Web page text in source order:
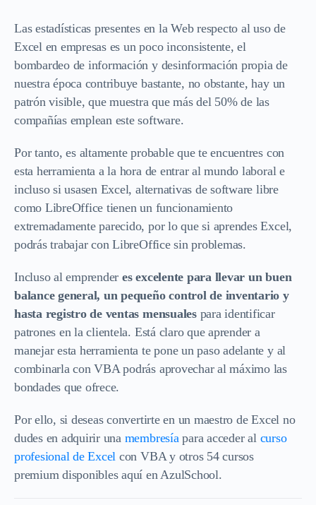
Las estadísticas presentes en la Web respecto al uso de
Excel en empresas es un poco inconsistente, el
bombardeo de información y desinformación propia de
nuestra época contribuye bastante, no obstante, hay un
patrón visible, que muestra que más del 50% de las
compañías emplean este software.
Por tanto, es altamente probable que te encuentres con
esta herramienta a la hora de entrar al mundo laboral e
incluso si usasen Excel, alternativas de software libre
como LibreOffice tienen un funcionamiento
extremadamente parecido, por lo que si aprendes Excel,
podrás trabajar con LibreOffice sin problemas.
Incluso al emprender es excelente para llevar un buen
balance general, un pequeño control de inventario y
hasta registro de ventas mensualespara identificar
patrones en la clientela. Está claro que aprender a
manejar esta herramienta te pone un paso adelante y al
combinarla con VBA podrás aprovechar al máximo las
bondades que ofrece.
Por ello, si deseas convertirte en un maestro de Excel no
dudes en adquirir una membresía para acceder al curso
profesional de Excel con VBA y otros 54 cursos
premium disponibles aquí en AzulSchool.